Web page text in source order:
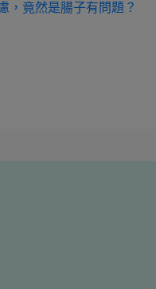
，竟然是腸子有問題？